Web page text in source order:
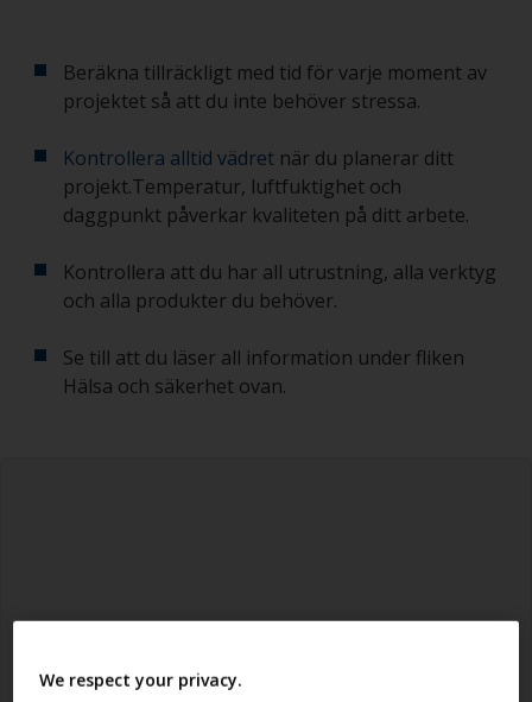
Beräkna tillräckligt med tid för varje moment av
projektet så att du inte behöver stressa.
Kontrollera alltid vädret när du planerar ditt
projekt.Temperatur, luftfuktighet och
daggpunkt påverkar kvaliteten på ditt arbete.
Kontrollera att du har all utrustning, alla verktyg
och alla produkter du behöver.
Se till att du läser all information under fliken
Hälsa och säkerhet ovan.
We respect your privacy.